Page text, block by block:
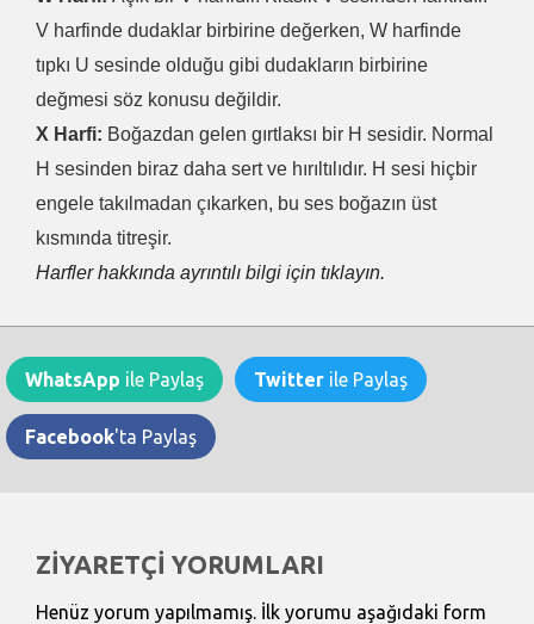
V harfinde dudaklar birbirine değerken, W harfinde
tıpkı U sesinde olduğu gibi dudakların birbirine
değmesi söz konusu değildir.
X Harfi: Boğazdan gelen gırtlaksı bir H sesidir. Normal
H sesinden biraz daha sert ve hırıltılıdır. H sesi hiçbir
engele takılmadan çıkarken, bu ses boğazın üst
kısmında titreşir.
Harfler hakkında ayrıntılı bilgi için tıklayın.
WhatsApp ile Paylaş Twitter ile Paylaş
Facebook'ta Paylaş
ZİYARETÇİ YORUMLARI
Henüz yorum yapılmamış. İlk yorumu aşağıdaki form